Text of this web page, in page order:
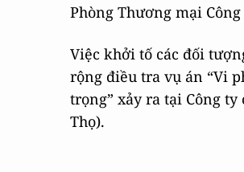
Phòng Thương mại
Việc khởi tố các đối
rộng điều tra vụ án “Vi
trọng” xảy ra tại Công
Thọ).